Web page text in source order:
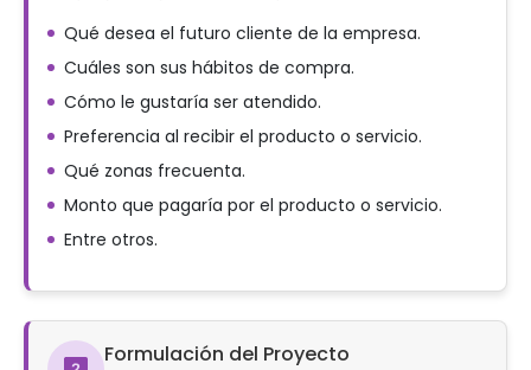
Qué desea el futuro cliente de la empresa.
Cuáles son sus hábitos de compra.
Cómo le gustaría ser atendido.
Preferencia al recibir el producto o servicio.
Qué zonas frecuenta.
Monto que pagaría por el producto o servicio.
Entre otros.
Formulación del Proyecto